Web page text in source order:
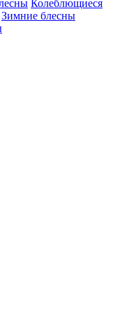
Колеблющиеся
Зимние блесны